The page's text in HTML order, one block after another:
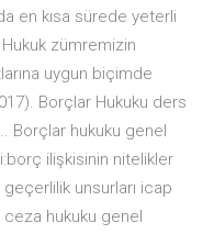
en kısa sürede yeterli
zümremizin
uygun biçimde
Borçlar Hukuku ders
Borçlar hukuku genel
ilişkisinin nitelikler
unsurları icap
ceza hukuku genel